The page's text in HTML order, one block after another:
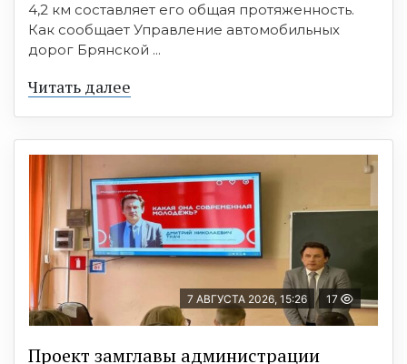
4,2 км составляет его общая протяженность.
Как сообщает Управление автомобильных
дорог Брянской ...
Читать далее
7 АВГУСТА 2026, 15:26 17
Проект замглавы администрации